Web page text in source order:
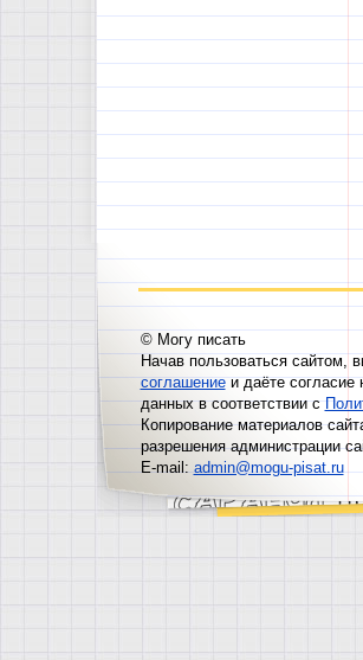
© Могу писать
Начав пользоваться сайтом,
соглашениеи даёте согласие
данных в соответствии с
Копирование материалов
разрешения администрации
E-mail: admin@mogu-pisat.ru